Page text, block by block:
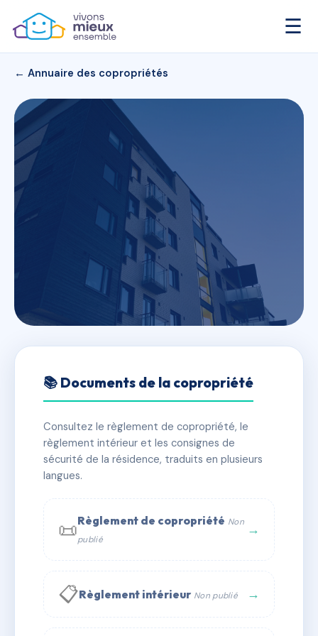
☰
← Annuaire des copropriétés
Les Allées Vertes D
✓ Immatriculée 🏠 16 lots 🏗 1 bâtiment(s)
📞 Contacter Syndic Digital
📚 Documents de la copropriété
Consultez le règlement de copropriété, le
règlement intérieur et les consignes de
sécurité de la résidence, traduits en plusieurs
langues.
📜Règlement de copropriété Non
publié
→
📋Règlement intérieur Non publié →